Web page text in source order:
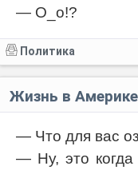
— O_o!?
Политика
Жизнь в Америке
— Что для вас
— Ну, это когда